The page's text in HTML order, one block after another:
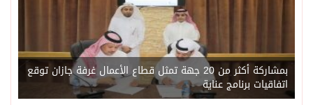
بمشاركة أكثر من 20 جهة تمثل قطاع الأعمال غرفة جازان توقع
اتفاقيات برنامج عناية